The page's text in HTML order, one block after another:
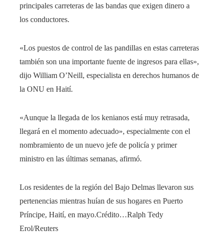
principales carreteras de las bandas que exigen dinero a
los conductores.
«Los puestos de control de las pandillas en estas carreteras
también son una importante fuente de ingresos para ellas»,
dijo William O’Neill, especialista en derechos humanos de
la ONU en Haití.
«Aunque la llegada de los kenianos está muy retrasada,
llegará en el momento adecuado», especialmente con el
nombramiento de un nuevo jefe de policía y primer
ministro en las últimas semanas, afirmó.
Los residentes de la región del Bajo Delmas llevaron sus
pertenencias mientras huían de sus hogares en Puerto
Príncipe, Haití, en mayo.Crédito…Ralph Tedy
Erol/Reuters